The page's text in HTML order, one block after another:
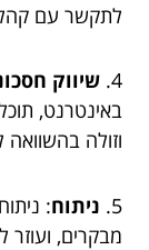
לתקשר עם
4. שיווק
באינטרנט,
וזולה בהשוואה
5. ניתוח:
מבקרים,